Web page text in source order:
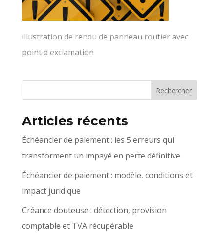
illustration de rendu de panneau routier avec
point d exclamation
Articles récents
Échéancier de paiement : les 5 erreurs qui
transforment un impayé en perte définitive
Échéancier de paiement : modèle, conditions et
impact juridique
Créance douteuse : détection, provision
comptable et TVA récupérable